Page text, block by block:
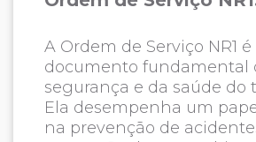
A Ordem de Serviço NR1
documento fundamental
segurança e da saúde do
Ela desempenha um
na prevenção de